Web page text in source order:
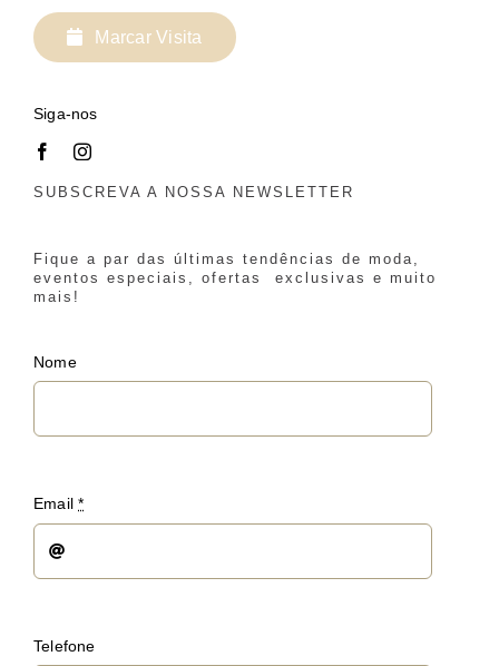
Marcar Visita
Siga-nos
SUBSCREVA A NOSSA NEWSLETTER
Fique a par das últimas tendências de moda,
eventos especiais, ofertas exclusivas e muito
mais!
Nome
Email*
Telefone